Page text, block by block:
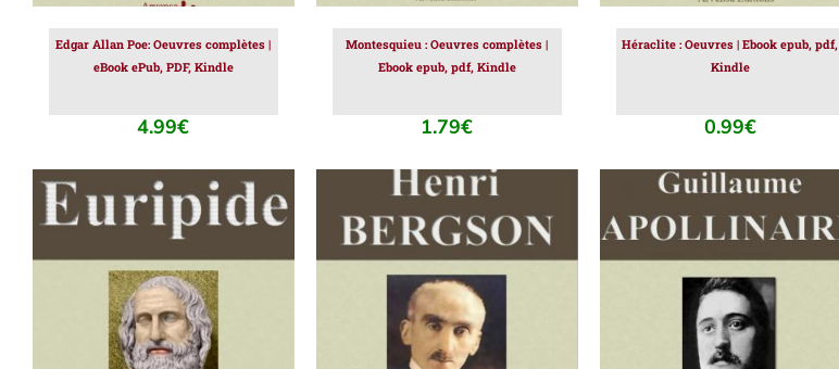
Edgar Allan Poe: Oeuvres complètes |
eBook ePub, PDF, Kindle
4.99€
Montesquieu : Oeuvres complètes |
Ebook epub, pdf, Kindle
1.79€
Héraclite : Oeuvres | Ebook epub, pdf,
Kindle
0.99€
AJOUTER AU PANIER
DÉTAILS
AJOUTER AU PANIER
DÉTAILS
AJOUTER AU PANIER
DÉTAILS